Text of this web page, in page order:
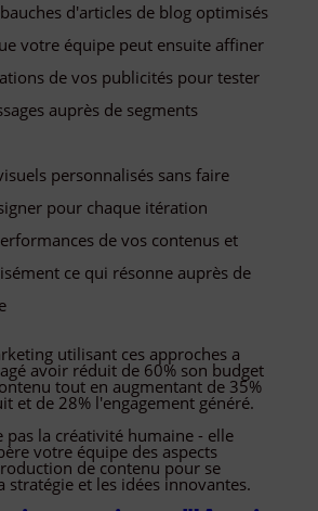
d'articles de blog optimisés
votre équipe peut ensuite affiner
de vos publicités pour tester
auprès de segments
personnalisés sans faire
pour chaque itération
de vos contenus et
ce qui résonne auprès de
utilisant ces approches a
avoir réduit de 60% son budget
tout en augmentant de 35%
et de 28% l'engagement généré.
pas la créativité humaine - elle
votre équipe des aspects
de contenu pour se
stratégie et les idées innovantes.